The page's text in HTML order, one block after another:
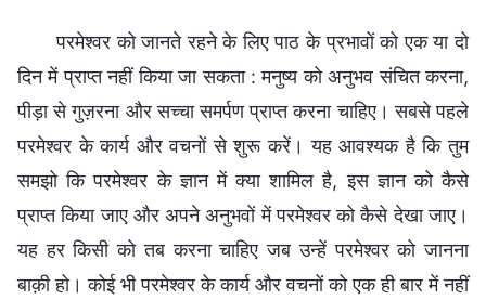
परमेश्वर को जानते रहने के लिए पाठ के प्रभावों को एक या दो
दिन में प्राप्त नहीं किया जा सकता : मनुष्य को अनुभव संचित करना,
पीड़ा से गुज़रना और सच्चा समर्पण प्राप्त करना चाहिए। सबसे पहले
परमेश्वर के कार्य और वचनों से शुरू करें। यह आवश्यक है कि तुम
समझो कि परमेश्वर के ज्ञान में क्या शामिल है, इस ज्ञान को कैसे
प्राप्त किया जाए और अपने अनुभवों में परमेश्वर को कैसे देखा जाए।
यह हर किसी को तब करना चाहिए जब उन्हें परमेश्वर को जानना
बाक़ी हो। कोई भी परमेश्वर के कार्य और वचनों को एक ही बार में नहीं